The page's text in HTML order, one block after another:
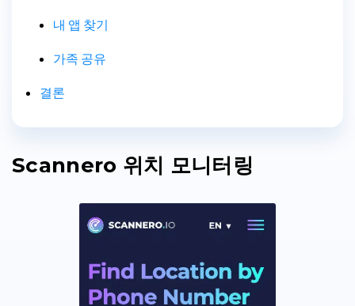
내 앱 찾기
가족 공유
결론
Scannero 위치 모니터링